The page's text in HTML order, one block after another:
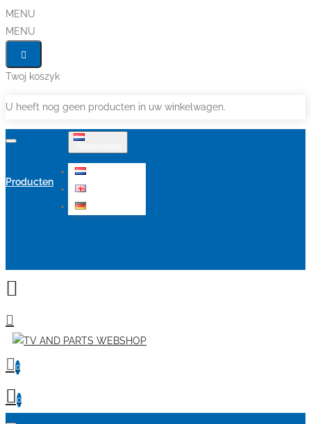
MENU
MENU
Twoj koszyk
U heeft nog geen producten in uw winkelwagen.
Producten
0
0